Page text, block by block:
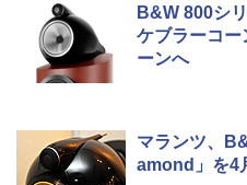
B&W 800シ
ケブラーコー
ーンへ
マランツ、
amond」を4